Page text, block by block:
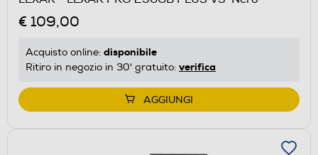
€ 109,00
Acquisto online: disponibile
Ritiro in negozio in 30' gratuito: verifica
AGGIUNGI